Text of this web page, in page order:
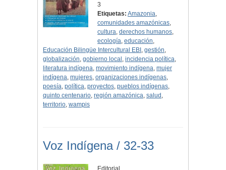
3
Etiquetas: Amazonia,
comunidades amazónicas,
cultura,derechos humanos,
ecología,educación,
Educación Bilingüe Intercultural EBI , gestión,
globalización, gobierno local , incidencia política,
literatura indígena, movimiento indígena, mujer
indígena, mujeres, organizaciones indígenas,
poesía, política, proyectos, pueblos indígenas,
quinto centenario, región amazónica, salud ,
territorio, wampis
Voz Indígena / 32-33